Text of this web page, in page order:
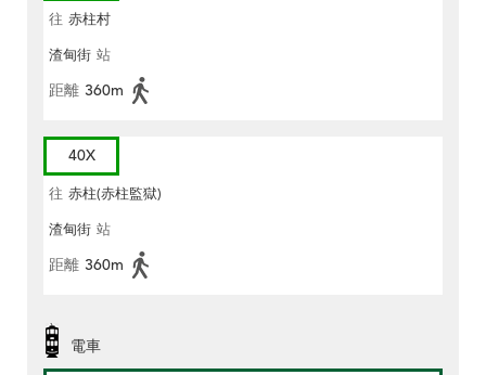
往 赤柱村
渣甸街 站
距離 360m
40X
往 赤柱(赤柱監獄)
渣甸街 站
距離 360m
電車